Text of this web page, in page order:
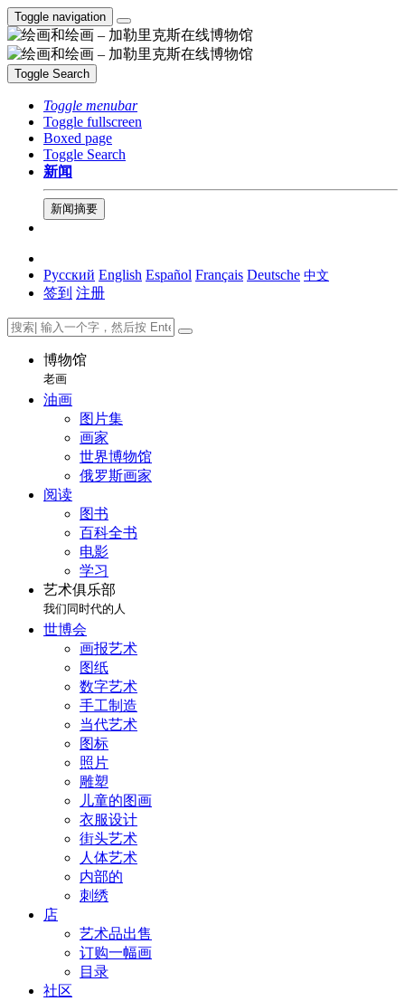
Toggle navigation
Toggle Search
Toggle menubar
Toggle fullscreen
Boxed page
Toggle Search
新闻
新闻摘要
Русский English Español Français Deutsche 中文
签到 注册
博物馆
老画
油画
图片集
画家
世界博物馆
俄罗斯画家
阅读
图书
百科全书
电影
学习
艺术俱乐部
我们同时代的人
世博会
画报艺术
图纸
数字艺术
手工制造
当代艺术
图标
照片
雕塑
儿童的图画
衣服设计
街头艺术
人体艺术
内部的
刺绣
店
艺术品出售
订购一幅画
目录
社区